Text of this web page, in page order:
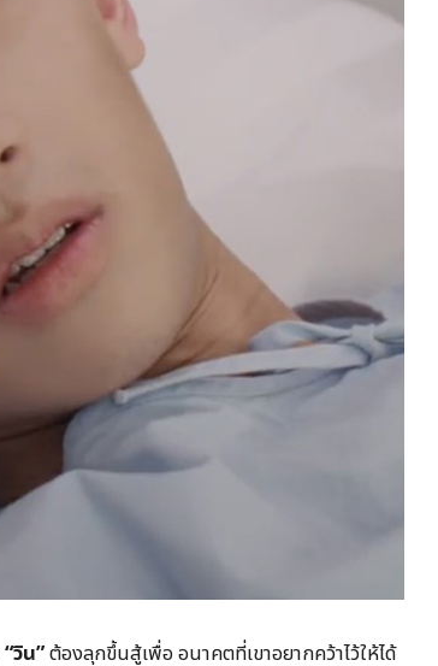
“วิน”ต้องลุกขึ้นสู้เพื่อ อนาคตที่เขาอยากคว้าไว้ให้ได้